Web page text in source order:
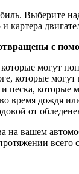
Выберите
картера
с
могут
которые могут
и песка,
время дождя
от
на вашем
всего